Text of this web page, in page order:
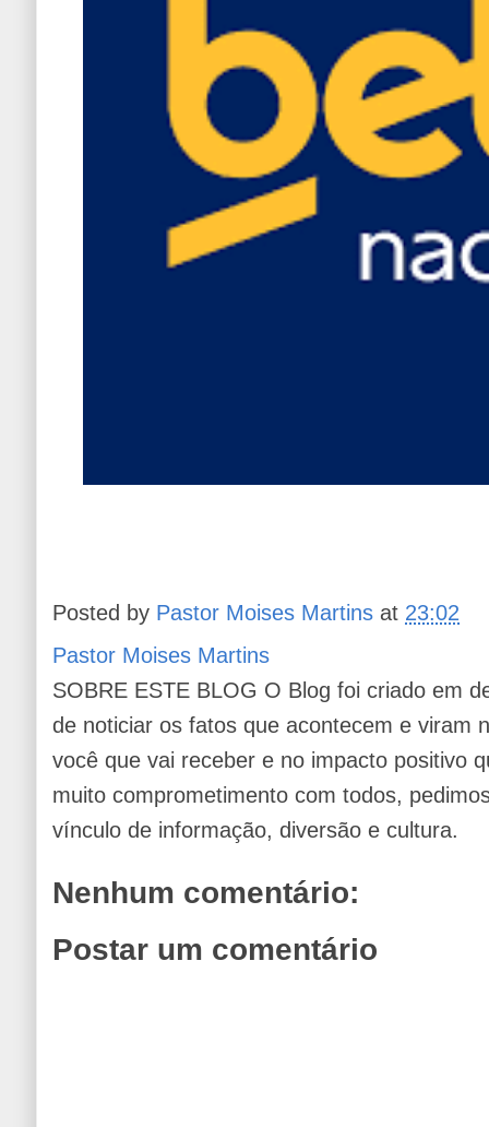
Posted by Pastor Moises Martins at 23:02
Pastor Moises Martins
SOBRE ESTE BLOG O Blog foi criado em
de noticiar os fatos que acontecem e viram
você que vai receber e no impacto positivo
muito comprometimento com todos,
vínculo de informação, diversão e cultura.
Nenhum comentário:
Postar um comentário